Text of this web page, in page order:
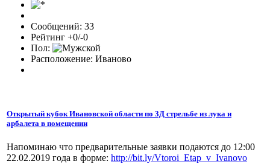
Сообщений: 33
Рейтинг +0/-0
Пол:
Расположение: Иваново
Открытый кубок Ивановской области по 3Д стрельбе из лука и
арбалета в помещении
Напоминаю что предварительные заявки подаются до 12:00
22.02.2019 года в форме: http://bit.ly/Vtoroi_Etap_v_Ivanovo